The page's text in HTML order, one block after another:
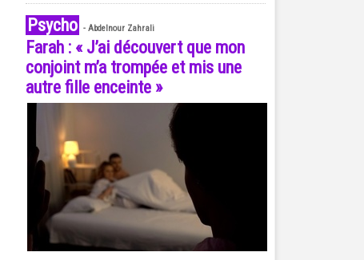
Psycho - Abdelnour Zahrali
Farah : « J’ai découvert que mon
conjoint m’a trompée et mis une
autre fille enceinte »